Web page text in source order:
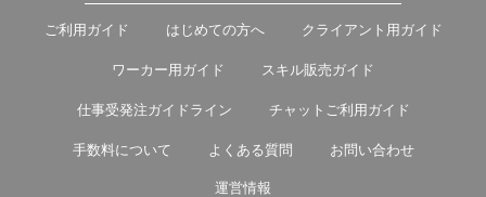
ご利用ガイド はじめての方へ クライアント用ガイド
ワーカー用ガイド スキル販売ガイド
仕事受発注ガイドライン チャットご利用ガイド
手数料について よくある質問 お問い合わせ
運営情報